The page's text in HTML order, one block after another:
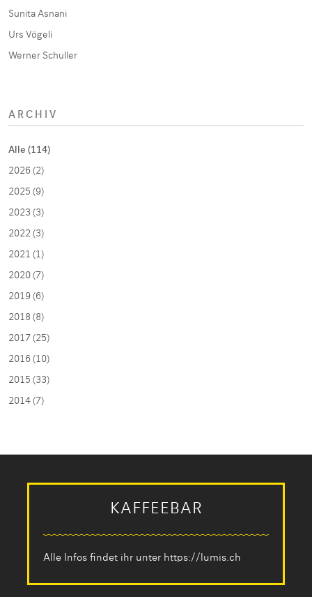
Sunita Asnani
Urs Vögeli
Werner Schuller
ARCHIV
Alle (114)
2026 (2)
2025 (9)
2023 (3)
2022 (3)
2021 (1)
2020 (7)
2019 (6)
2018 (8)
2017 (25)
2016 (10)
2015 (33)
2014 (7)
KAFFEEBAR
Alle Infos findet ihr unter https://lumis.ch